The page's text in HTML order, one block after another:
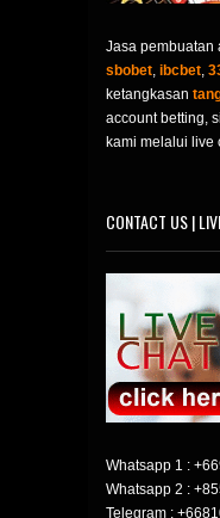
Jasa pembuatan
sbobet, ibcbet,
ketangkasan
account betting,
kami melalui live
CONTACT US |
Whatsapp 1 :
Whatsapp 2 :
Telegram :